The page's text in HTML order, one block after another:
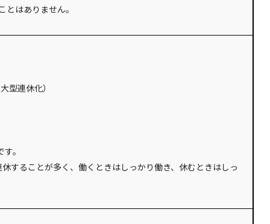
はありません。
型連休化）
。
することが多く、働くときはしっかり働き、休むときはしっ